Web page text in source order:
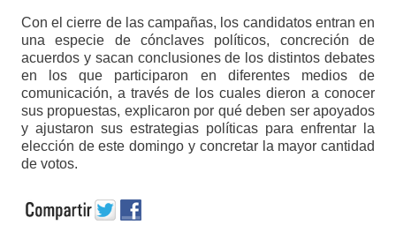
Con el cierre de las campañas, los candidatos entran en
una especie de cónclaves políticos, concreción de
acuerdos y sacan conclusiones de los distintos debates
en los que participaron en diferentes medios de
comunicación, a través de los cuales dieron a conocer
sus propuestas, explicaron por qué deben ser apoyados
y ajustaron sus estrategias políticas para enfrentar la
elección de este domingo y concretar la mayor cantidad
de votos.